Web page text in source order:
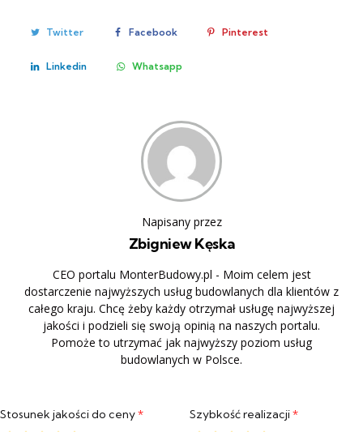
Twitter Facebook Pinterest
Linkedin Whatsapp
Napisany przez
Zbigniew Kęska
CEO portalu MonterBudowy.pl - Moim celem jest
dostarczenie najwyższych usług budowlanych dla klientów z
całego kraju. Chcę żeby każdy otrzymał usługę najwyższej
jakości i podzieli się swoją opinią na naszych portalu.
Pomoże to utrzymać jak najwyższy poziom usług
budowlanych w Polsce.
Stosunek jakości do ceny* Szybkość realizacji*